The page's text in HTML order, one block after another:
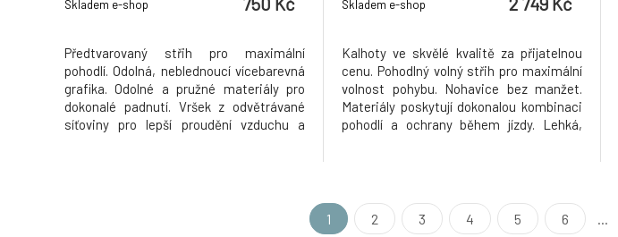
Skladem e-shop
Předtvarovaný střih pro maximální
pohodlí. Odolná, neblednoucí vícebarevná
grafika. Odolné a pružné materiály pro
dokonalé padnutí. Vršek z odvětrávané
síťoviny pro lepší proudění vzduchu a
Skladem e-shop
Kalhoty ve skvělé kvalitě za přijatelnou
cenu. Pohodlný volný střih pro maximální
volnost pohybu. Nohavice bez manžet.
Materiály poskytují dokonalou kombinaci
pohodlí a ochrany během jízdy. Lehká,
1 2 3 4 5 6 ...